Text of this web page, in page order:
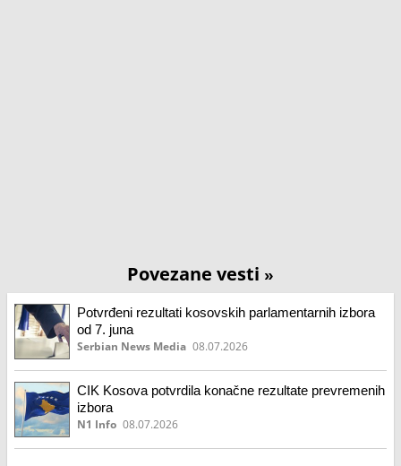
Povezane vesti »
Potvrđeni rezultati kosovskih parlamentarnih izbora
od 7. juna
Serbian News Media 08.07.2026
CIK Kosova potvrdila konačne rezultate prevremenih
izbora
N1 Info 08.07.2026